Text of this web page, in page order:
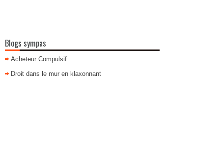
Blogs sympas
Acheteur Compulsif
Droit dans le mur en klaxonnant